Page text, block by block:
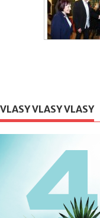
VLASY VLASY VLASY